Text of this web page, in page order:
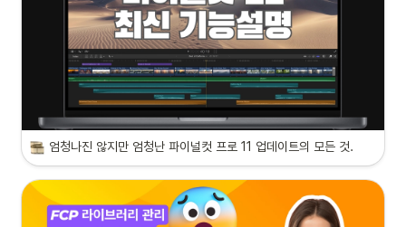
엄청나진 않지만 엄청난 파이널컷 프로 11 업데이트의 모든 것.